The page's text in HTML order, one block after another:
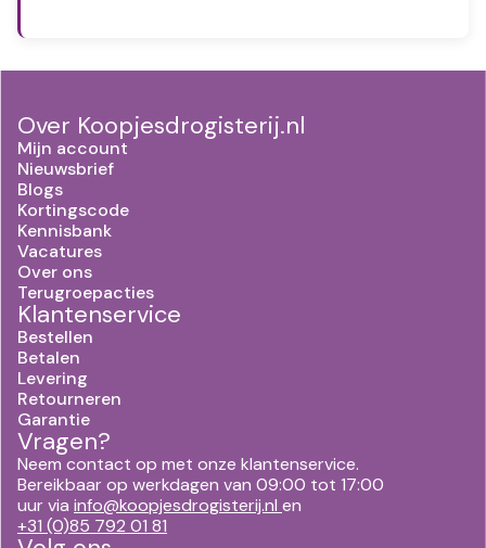
Over Koopjesdrogisterij.nl
Mijn account
Nieuwsbrief
Blogs
Kortingscode
Kennisbank
Vacatures
Over ons
Terugroepacties
Klantenservice
Bestellen
Betalen
Levering
Retourneren
Garantie
Vragen?
Neem contact op met onze klantenservice.
Bereikbaar op werkdagen van 09:00 tot 17:00
uur via info@koopjesdrogisterij.nl en
+31 (0)85 792 01 81